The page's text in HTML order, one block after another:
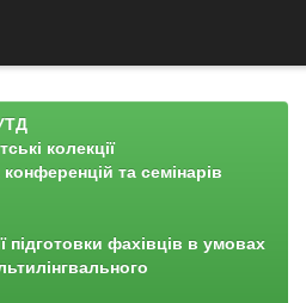
колекції
та семінарів
підготовки фахівців в умовах